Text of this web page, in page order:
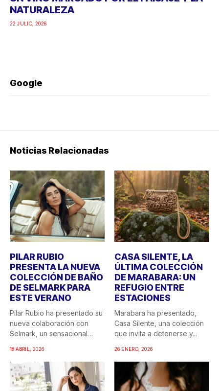
NATURALEZA
22 JULIO, 2026
Google
Noticias Relacionadas
PILAR RUBIO
PRESENTA LA NUEVA
COLECCIÓN DE BAÑO
DE SELMARK PARA
ESTE VERANO
Pilar Rubio ha presentado su
nueva colaboración con
Selmark, un sensacional
18 ABRIL, 2026
CASA SILENTE, LA
ÚLTIMA COLECCIÓN
DE MARABARA: UN
REFUGIO ENTRE
ESTACIONES
Marabara ha presentado,
Casa Silente, una colección
que invita a detenerse y...
26 ENERO, 2026